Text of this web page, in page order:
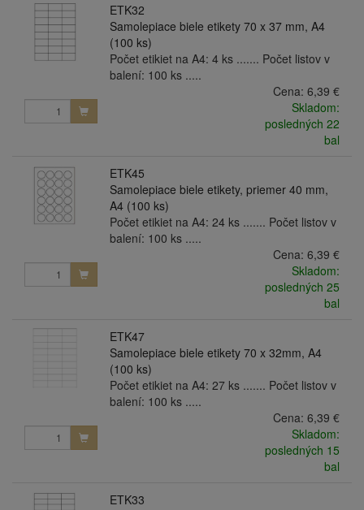
ETK32
Samolepiace biele etikety 70 x 37 mm, A4
(100 ks)
Počet etikiet na A4: 4 ks ....... Počet listov v
balení: 100 ks .....
Cena: 6,39 €
Skladom:
posledných 22
bal
ETK45
Samolepiace biele etikety, priemer 40 mm,
A4 (100 ks)
Počet etikiet na A4: 24 ks ....... Počet listov v
balení: 100 ks .....
Cena: 6,39 €
Skladom:
posledných 25
bal
ETK47
Samolepiace biele etikety 70 x 32mm, A4
(100 ks)
Počet etikiet na A4: 27 ks ....... Počet listov v
balení: 100 ks .....
Cena: 6,39 €
Skladom:
posledných 15
bal
ETK33